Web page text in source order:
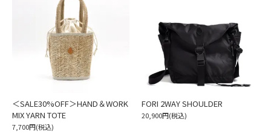
＜SALE30%OFF＞HAND＆WORK
MIX YARN TOTE
7,700円(税込)
FORI 2WAY SHOULDER
20,900円(税込)